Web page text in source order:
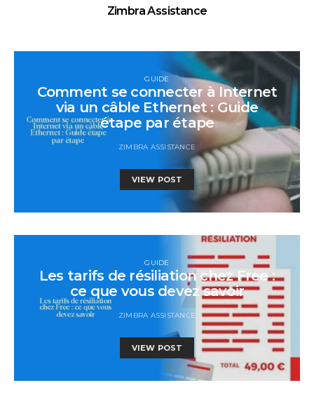
Zimbra Assistance
GUIDE
Comment se connecter à Internet
via un câble Ethernet : Guide
étape par étape
ZIMBRA ASSISTANCE
VIEW POST
GUIDE
Les tarifs de résiliation chez Free :
ce que vous devez savoir
ZIMBRA ASSISTANCE
VIEW POST